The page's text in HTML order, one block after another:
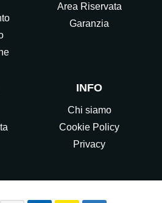
Area Riservata
Garanzia
INFO
Chi siamo
Cookie Policy
Privacy